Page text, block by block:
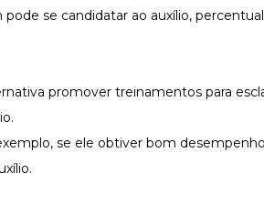
se candidatar ao auxílio,
promover treinamentos para
se ele obtiver bom